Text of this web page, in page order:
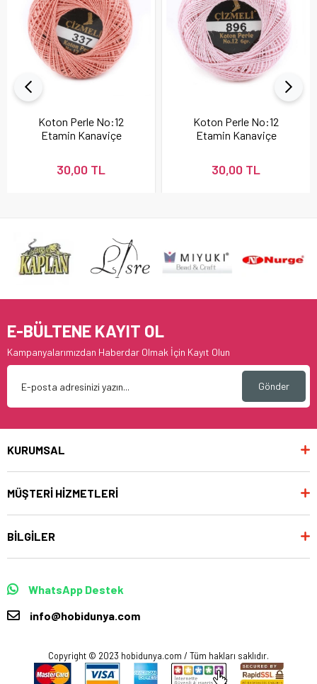
Koton Perle No:12
Etamin Kanaviçe
30,00 TL
Koton Perle No:12
Etamin Kanaviçe
30,00 TL
E-BÜLTENE KAYIT OL
Kampanyalarımızdan Haberdar Olmak İçin Kayıt Olun
Gönder
KURUMSAL
MÜŞTERİ HİZMETLERİ
BİLGİLER
WhatsApp Destek
info@hobidunya.com
Copyright © 2023 hobidunya.com / Tüm hakları saklıdır.